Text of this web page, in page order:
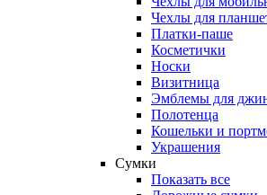
Чехлы для
Платки-паше
Косметички
Носки
Визитница
Эмблемы для
Полотенца
Кошельки и
Украшения
Сумки
Показать все